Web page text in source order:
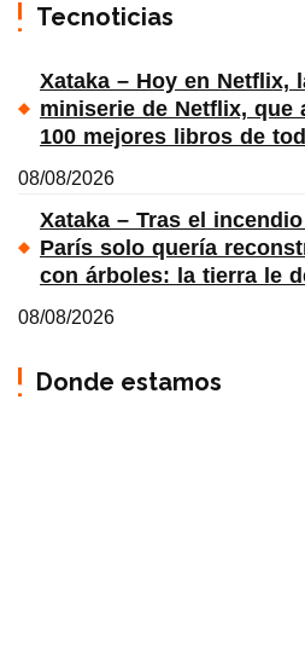
Tecnoticias
Xataka – Hoy en Netflix,
miniserie de Netflix, que
100 mejores libros de
08/08/2026
Xataka – Tras el
París solo quería
con árboles: la tierra le
08/08/2026
Donde estamos